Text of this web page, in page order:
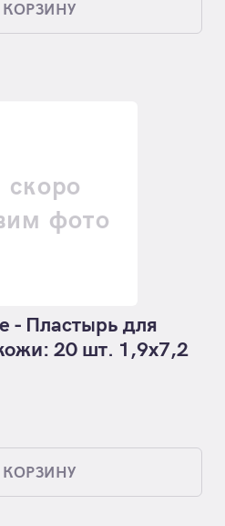
КОРЗИНУ
фото
- Пластырь для
20 шт. 1,9х7,2
КОРЗИНУ